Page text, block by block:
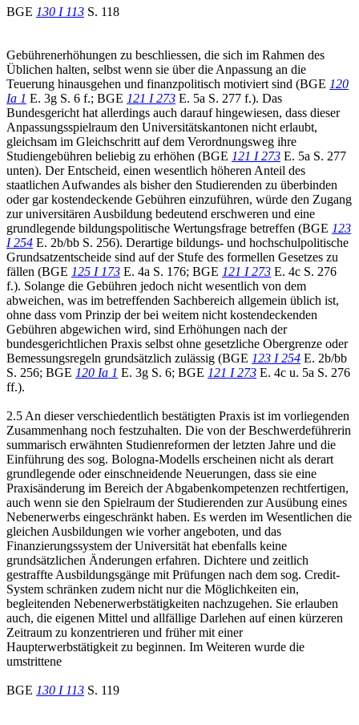
BGE 130 I 113 S. 118
Gebührenerhöhungen zu beschliessen, die sich im Rahmen des
Üblichen halten, selbst wenn sie über die Anpassung an die
Teuerung hinausgehen und finanzpolitisch motiviert sind (BGE 120
Ia 1 E. 3g S. 6 f.; BGE 121 I 273 E. 5a S. 277 f.). Das
Bundesgericht hat allerdings auch darauf hingewiesen, dass dieser
Anpassungsspielraum den Universitätskantonen nicht erlaubt,
gleichsam im Gleichschritt auf dem Verordnungsweg ihre
Studiengebühren beliebig zu erhöhen (BGE 121 I 273 E. 5a S. 277
unten). Der Entscheid, einen wesentlich höheren Anteil des
staatlichen Aufwandes als bisher den Studierenden zu überbinden
oder gar kostendeckende Gebühren einzuführen, würde den Zugang
zur universitären Ausbildung bedeutend erschweren und eine
grundlegende bildungspolitische Wertungsfrage betreffen (BGE 123
I 254 E. 2b/bb S. 256). Derartige bildungs- und hochschulpolitische
Grundsatzentscheide sind auf der Stufe des formellen Gesetzes zu
fällen (BGE 125 I 173 E. 4a S. 176; BGE 121 I 273 E. 4c S. 276
f.). Solange die Gebühren jedoch nicht wesentlich von dem
abweichen, was im betreffenden Sachbereich allgemein üblich ist,
ohne dass vom Prinzip der bei weitem nicht kostendeckenden
Gebühren abgewichen wird, sind Erhöhungen nach der
bundesgerichtlichen Praxis selbst ohne gesetzliche Obergrenze oder
Bemessungsregeln grundsätzlich zulässig (BGE 123 I 254 E. 2b/bb
S. 256; BGE 120 Ia 1 E. 3g S. 6; BGE 121 I 273 E. 4c u. 5a S. 276
ff.).
2.5 An dieser verschiedentlich bestätigten Praxis ist im vorliegenden
Zusammenhang noch festzuhalten. Die von der Beschwerdeführerin
summarisch erwähnten Studienreformen der letzten Jahre und die
Einführung des sog. Bologna-Modells erscheinen nicht als derart
grundlegende oder einschneidende Neuerungen, dass sie eine
Praxisänderung im Bereich der Abgabenkompetenzen rechtfertigen,
auch wenn sie den Spielraum der Studierenden zur Ausübung eines
Nebenerwerbs eingeschränkt haben. Es werden im Wesentlichen die
gleichen Ausbildungen wie vorher angeboten, und das
Finanzierungssystem der Universität hat ebenfalls keine
grundsätzlichen Änderungen erfahren. Dichtere und zeitlich
gestraffte Ausbildungsgänge mit Prüfungen nach dem sog. Credit-
System schränken zudem nicht nur die Möglichkeiten ein,
begleitenden Nebenerwerbstätigkeiten nachzugehen. Sie erlauben
auch, die eigenen Mittel und allfällige Darlehen auf einen kürzeren
Zeitraum zu konzentrieren und früher mit einer
Haupterwerbstätigkeit zu beginnen. Im Weiteren wurde die
umstrittene
BGE 130 I 113 S. 119